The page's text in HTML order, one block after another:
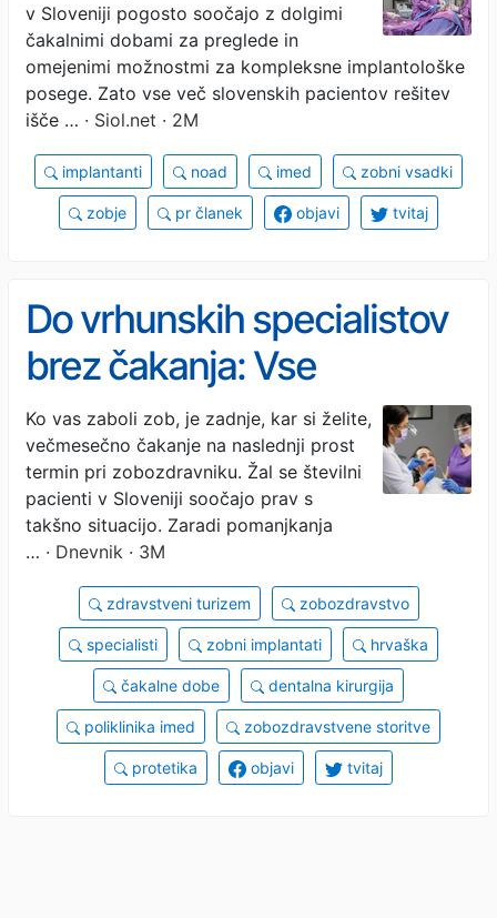
v Sloveniji pogosto soočajo z dolgimi
čakalnimi dobami za preglede in
omejenimi možnostmi za kompleksne implantološke
posege. Zato vse več slovenskih pacientov rešitev
išče … · Siol.net · 2M
implantanti noad imed zobni vsadki
zobje pr članek objavi tvitaj
Do vrhunskih specialistov
brez čakanja: Vse
zobozdravstvene storitve
na enem mestu s
povračilom stroškov
ZZZS-a
Ko vas zaboli zob, je zadnje, kar si želite,
večmesečno čakanje na naslednji prost
termin pri zobozdravniku. Žal se številni
pacienti v Sloveniji soočajo prav s
takšno situacijo. Zaradi pomanjkanja
… · Dnevnik · 3M
zdravstveni turizem zobozdravstvo
specialisti zobni implantati hrvaška
čakalne dobe dentalna kirurgija
poliklinika imed zobozdravstvene storitve
protetika objavi tvitaj